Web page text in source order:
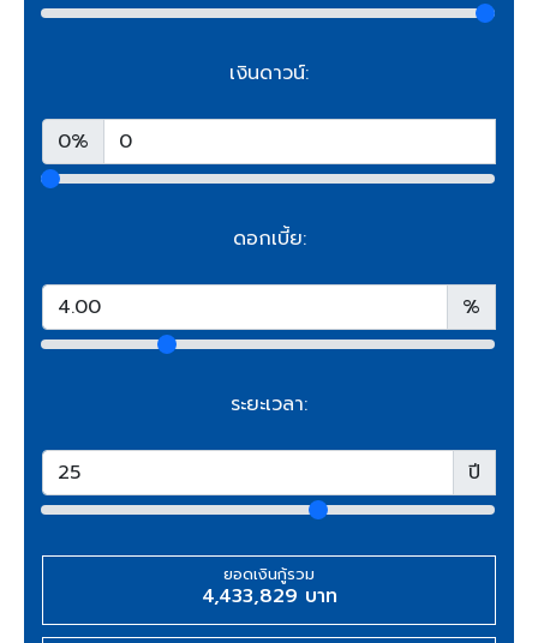
เงินดาวน์:
0%
ดอกเบี้ย:
%
ระยะเวลา:
ปี
ยอดเงินกู้รวม
4,433,829 บาท